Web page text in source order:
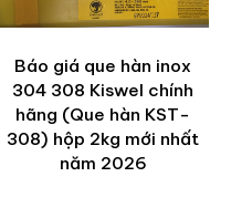
Báo giá que hàn inox
304 308 Kiswel chính
hãng (Que hàn KST-
308) hộp 2kg mới nhất
năm 2026